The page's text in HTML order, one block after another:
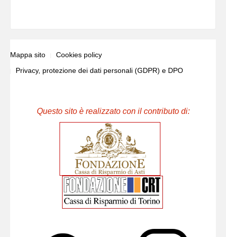
Mappa sito
Cookies policy
Privacy, protezione dei dati personali (GDPR) e DPO
Questo sito è realizzato con il contributo di: